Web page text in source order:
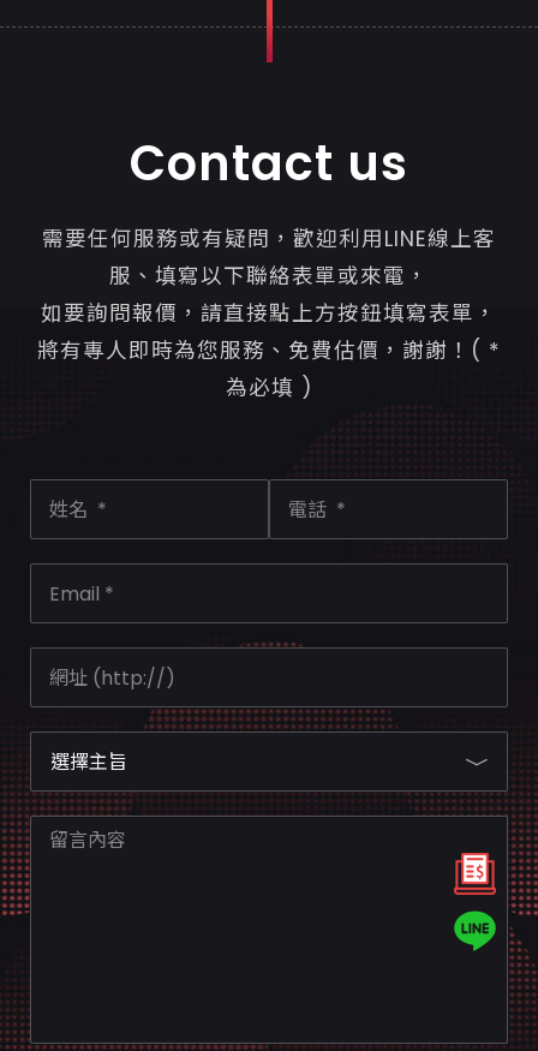
Contact us
需要任何服務或有疑問，歡迎利用LINE線上客
服、填寫以下聯絡表單或來電，
如要詢問報價，請直接點上方按鈕填寫表單，
將有專人即時為您服務、免費估價，謝謝！( *
為必填 )